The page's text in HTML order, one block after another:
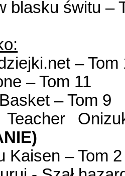
blasku świtu –
– Tom
– Tom 11
– Tom 9
Teacher
Kaisen – Tom 2